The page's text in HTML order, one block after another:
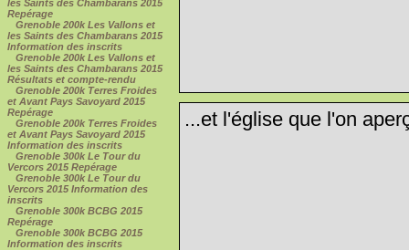
les Saints des Chambarans 2015
Repérage
Grenoble 200k Les Vallons et
les Saints des Chambarans 2015
Information des inscrits
Grenoble 200k Les Vallons et
les Saints des Chambarans 2015
Résultats et compte-rendu
Grenoble 200k Terres Froides
et Avant Pays Savoyard 2015
Repérage
Grenoble 200k Terres Froides
et Avant Pays Savoyard 2015
Information des inscrits
Grenoble 300k Le Tour du
Vercors 2015 Repérage
Grenoble 300k Le Tour du
Vercors 2015 Information des
inscrits
Grenoble 300k BCBG 2015
Repérage
Grenoble 300k BCBG 2015
Information des inscrits
...et l'église que l'on